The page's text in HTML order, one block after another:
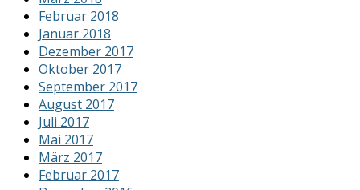
Februar 2018
Januar 2018
Dezember 2017
Oktober 2017
September 2017
August 2017
Juli 2017
Mai 2017
März 2017
Februar 2017